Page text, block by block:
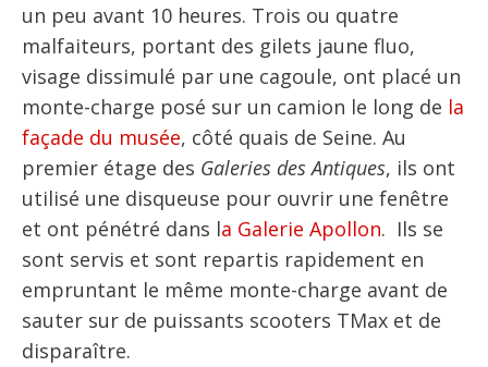
un peu avant 10 heures. Trois ou quatre
malfaiteurs, portant des gilets jaune fluo,
visage dissimulé par une cagoule, ont placé un
monte-charge posé sur un camion le long de la
façade du musée, côté quais de Seine. Au
premier étage des Galeries des Antiques, ils ont
utilisé une disqueuse pour ouvrir une fenêtre
et ont pénétré dans la Galerie Apollon. Ils se
sont servis et sont repartis rapidement en
empruntant le même monte-charge avant de
sauter sur de puissants scooters TMax et de
disparaître.